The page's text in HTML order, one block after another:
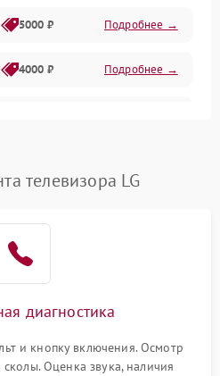
5000 ₽ Подробнее →
4000 ₽ Подробнее →
телевизора LG
диагностика
и кнопку включения. Осмотр
Оценка звука, наличия